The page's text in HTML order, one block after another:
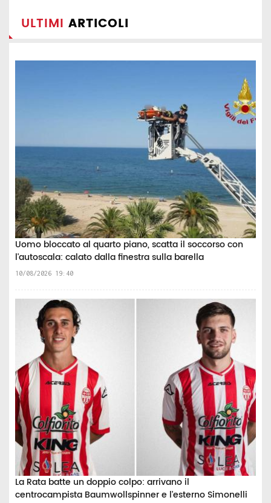
ULTIMI ARTICOLI
Uomo bloccato al quarto piano, scatta il soccorso con
l'autoscala: calato dalla finestra sulla barella
10/08/2026 19:40
La Rata batte un doppio colpo: arrivano il
centrocampista Baumwollspinner e l'esterno Simonelli